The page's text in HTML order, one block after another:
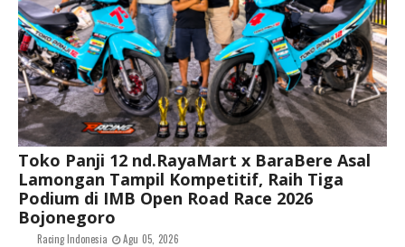
Toko Panji 12 nd.RayaMart x BaraBere Asal
Lamongan Tampil Kompetitif, Raih Tiga
Podium di IMB Open Road Race 2026
Bojonegoro
Racing Indonesia Agu 05, 2026